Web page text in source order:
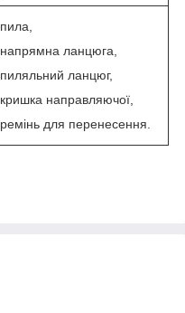
пила,
напрямна ланцюга,
пиляльний ланцюг,
кришка направляючої,
ремінь для перенесення.